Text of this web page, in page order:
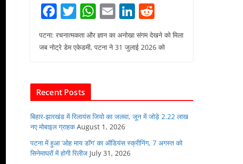
F
c
e
o
o
k
T
itt
W
at
p
E
m
ai
Li
n
k
e
e
d
पटना: रचनात्मकता और ज्ञान का अनोखा संगम देखने को मिला
जब नोट्रे डेम एकेडमी, पटना ने 31 जुलाई 2026 को
Recent Posts
बिहार-झारखंड में रिलायंस जियो का जलवा, जून में जोड़े 2.22 लाख
नए मोबाइल ग्राहक August 1, 2026
पटना में हुआ ‘ओह माय डॉग’ का ऑडियंस स्क्रीनिंग, 7 अगस्त को
सिनेमाघरों में होगी रिलीज July 31, 2026